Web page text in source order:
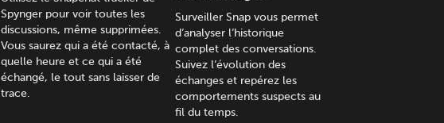
Spynger pour voir toutes les
discussions, même supprimées.
Vous saurez qui a été contacté, à
quelle heure et ce qui a été
échangé, le tout sans laisser de
trace.
Surveiller Snap vous permet
d’analyser l’historique
complet des conversations.
Suivez l’évolution des
échanges et repérez les
comportements suspects au
fil du temps.